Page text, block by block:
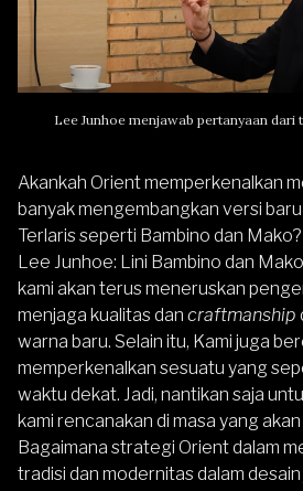
Lee Junhoe menjawab pertanyaan dari
Akankah Orient memperkenalkan
banyak mengembangkan versi
Terlaris seperti Bambino dan Mako?
Lee Junhoe: Lini Bambino dan
kami akan terus meneruskan
menjaga kualitas dan craftmanship
warna baru. Selain itu, Kami juga
memperkenalkan sesuatu yang
waktu dekat. Jadi, nantikan saja
kami rencanakan di masa yang
Bagaimana strategi Orient dalam
tradisi dan modernitas dalam